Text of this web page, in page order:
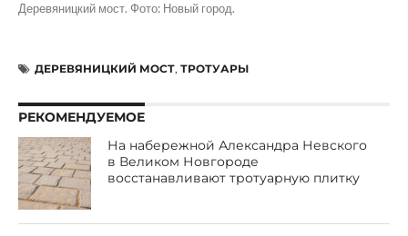
Деревяницкий мост. Фото: Новый город.
ДЕРЕВЯНИЦКИЙ МОСТ, ТРОТУАРЫ
РЕКОМЕНДУЕМОЕ
На набережной Александра Невского
в Великом Новгороде
восстанавливают тротуарную плитку